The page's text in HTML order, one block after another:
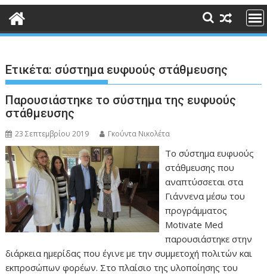
Ετικέτα: σύστημα ευφυούς στάθμευσης
Παρουσιάστηκε το σύστημα της ευφυούς
στάθμευσης
23 Σεπτεμβρίου 2019 Γκούντα Νικολέτα
Το σύστημα ευφυούς
στάθμευσης που
αναπτύσσεται στα
Γιάννενα μέσω του
προγράμματος
Motivate Med
παρουσιάστηκε στην
διάρκεια ημερίδας που έγινε με την συμμετοχή πολιτών και
εκπροσώπων φορέων. Στο πλαίσιο της υλοποίησης του